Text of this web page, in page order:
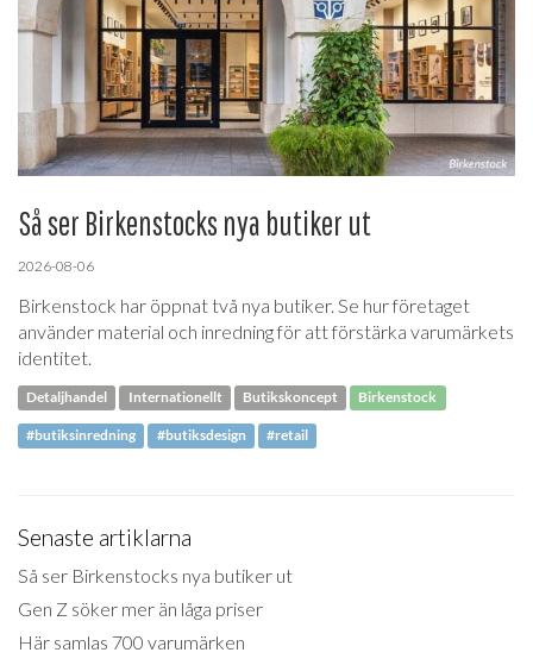
Så ser Birkenstocks nya butiker ut
2026-08-06
Birkenstock har öppnat två nya butiker. Se hur företaget
använder material och inredning för att förstärka varumärkets
identitet.
Detaljhandel Internationellt Butikskoncept Birkenstock
#butiksinredning #butiksdesign #retail
Senaste artiklarna
Så ser Birkenstocks nya butiker ut
Gen Z söker mer än låga priser
Här samlas 700 varumärken